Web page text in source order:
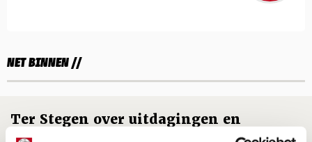
NET BINNEN //
Ter Stegen over uitdagingen en